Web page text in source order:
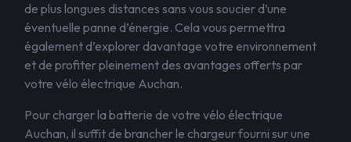
de plus longues distances sans vous soucier d’une
éventuelle panne d’énergie. Cela vous permettra
également d’explorer davantage votre environnement
et de profiter pleinement des avantages offerts par
votre vélo électrique Auchan.
Pour charger la batterie de votre vélo électrique
Auchan, il suffit de brancher le chargeur fourni sur une